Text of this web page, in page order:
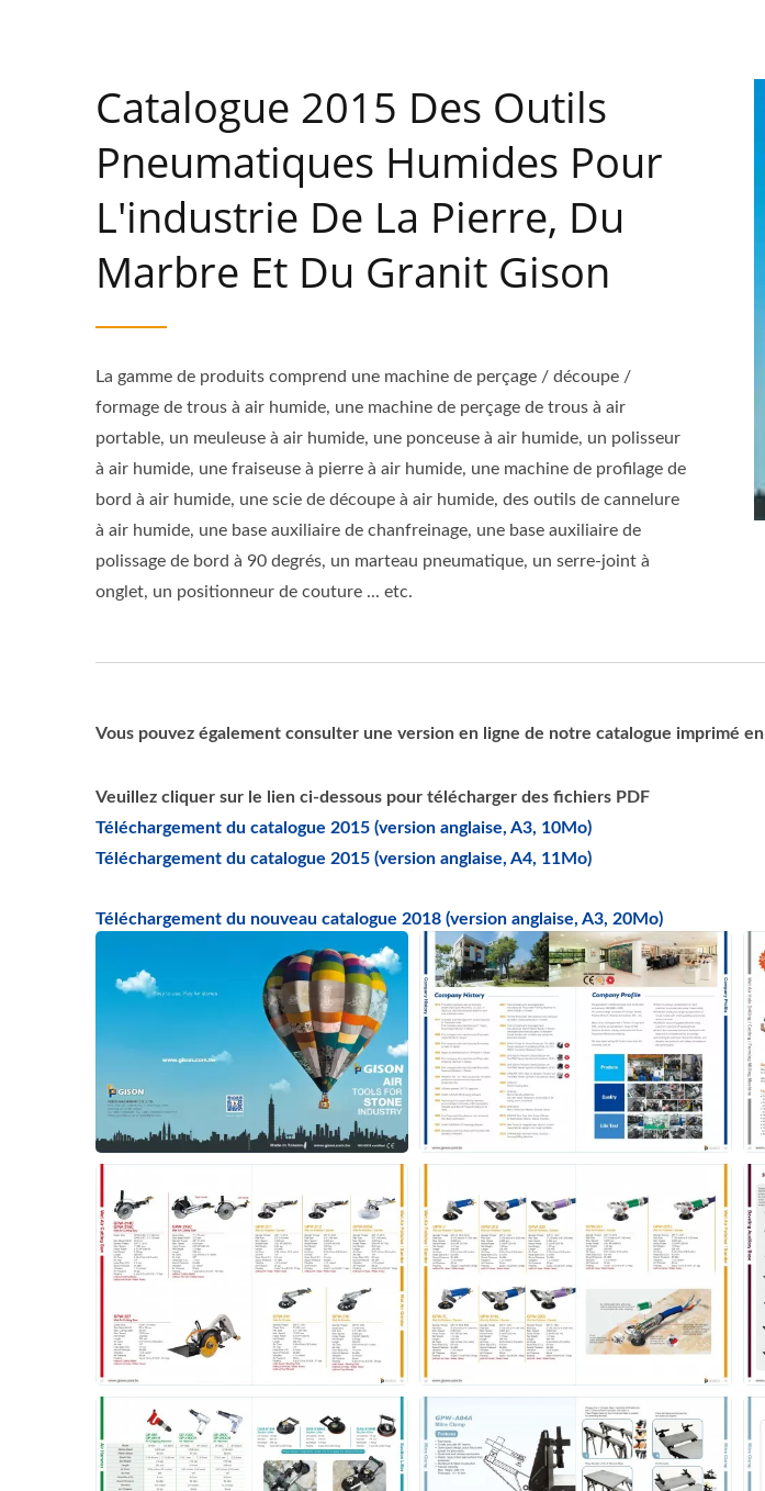
Catalogue 2015 Des Outils
Pneumatiques Humides Pour
L'industrie De La Pierre, Du
Marbre Et Du Granit Gison
La gamme de produits comprend une machine de perçage / découpe /
formage de trous à air humide, une machine de perçage de trous à air
portable, un meuleuse à air humide, une ponceuse à air humide, un polisseur
à air humide, une fraiseuse à pierre à air humide, une machine de profilage de
bord à air humide, une scie de découpe à air humide, des outils de cannelure
à air humide, une base auxiliaire de chanfreinage, une base auxiliaire de
polissage de bord à 90 degrés, un marteau pneumatique, un serre-joint à
onglet, un positionneur de couture ... etc.
Vous pouvez également consulter une version en ligne de notre catalogue imprimé
Veuillez cliquer sur le lien ci-dessous pour télécharger des fichiers PDF
Téléchargement du catalogue 2015 (version anglaise, A3, 10Mo)
Téléchargement du catalogue 2015 (version anglaise, A4, 11Mo)
Téléchargement du nouveau catalogue 2018 (version anglaise, A3, 20Mo)